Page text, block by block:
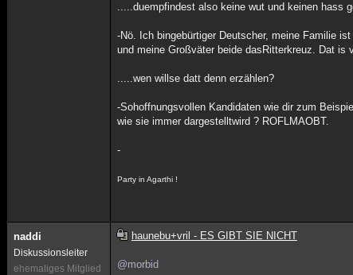
.....duempfindest also keine wut und keinen hass
-Nö. Ich bingebürtiger Deutscher, meine Familie
und meine Großväter beide dasRitterkreuz. Dat is
.....wen willse datt denn erzählen?
-Sohoffnungsvollen Kandidaten wie dir zum
wie sie immer dargestelltwird ? ROFLMAOBT.
-
Party in Agarthi !
naddi
Diskussionsleiter
ehemaliges Mitglied
haunebu+vril - ES GIBT SIE NICHT
@morbid